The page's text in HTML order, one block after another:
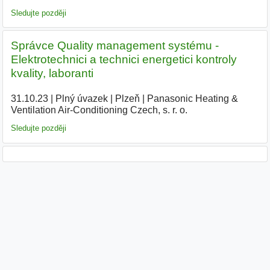
Sledujte později
Správce Quality management systému -
Elektrotechnici a technici energetici kontroly
kvality, laboranti
31.10.23| Plný úvazek| Plzeň
Panasonic Heating &
Ventilation Air-Conditioning Czech, s. r. o.
Sledujte později